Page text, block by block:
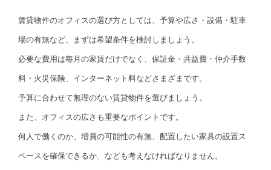
賃貸物件のオフィスの選び方としては、予算や広さ・設備・駐車
場の有無など、まずは希望条件を検討しましょう。
必要な費用は毎月の家賃だけでなく、保証金・共益費・仲介手数
料・火災保険、インターネット料などさまざまです。
予算に合わせて無理のない賃貸物件を選びましょう。
また、オフィスの広さも重要なポイントです。
何人で働くのか、増員の可能性の有無、配置したい家具の設置ス
ペースを確保できるか、なども考えなければなりません。